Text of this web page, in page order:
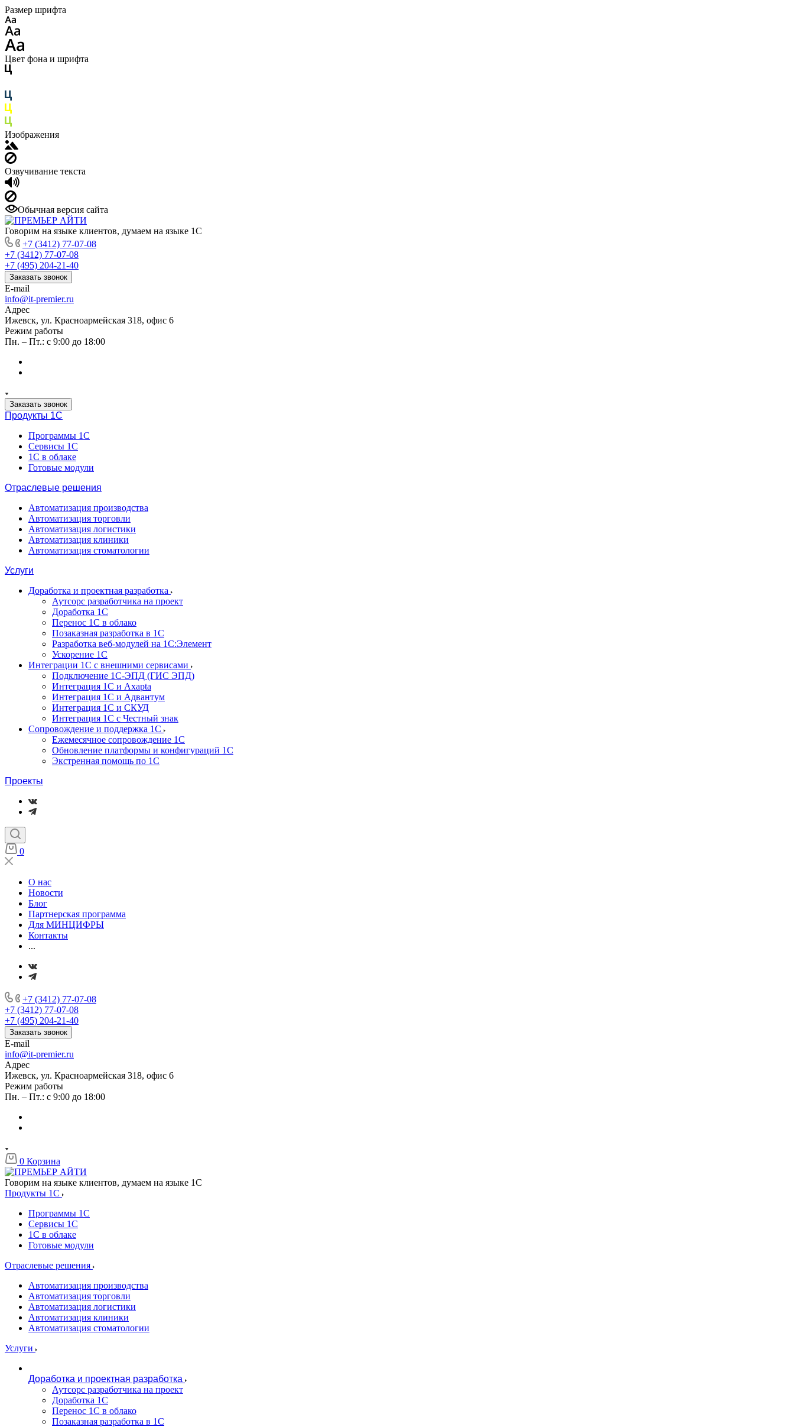
Размер шрифта
Цвет фона и шрифта
Изображения
Озвучивание текста
Обычная версия сайта
Говорим на языке клиентов, думаем на языке 1С
+7 (3412) 77-07-08
+7 (3412) 77-07-08
+7 (495) 204-21-40
Заказать звонок
E-mail
info@it-premier.ru
Адрес
Ижевск, ул. Красноармейская 318, офис 6
Режим работы
Пн. – Пт.: с 9:00 до 18:00
Заказать звонок
Продукты 1C
Программы 1С
Сервисы 1С
1С в облаке
Готовые модули
Отраслевые решения
Автоматизация производства
Автоматизация торговли
Автоматизация логистики
Автоматизация клиники
Автоматизация стоматологии
Услуги
Доработка и проектная разработка
Аутсорс разработчика на проект
Доработка 1С
Перенос 1С в облако
Позаказная разработка в 1С
Разработка веб-модулей на 1С:Элемент
Ускорение 1С
Интеграции 1С с внешними сервисами
Подключение 1С-ЭПД (ГИС ЭПД)
Интеграция 1С и Axapta
Интеграция 1С и Адвантум
Интеграция 1С и СКУД
Интеграция 1С с Честный знак
Сопровождение и поддержка 1С
Ежемесячное сопровождение 1С
Обновление платформы и конфигураций 1С
Экстренная помощь по 1С
Проекты
0
О нас
Новости
Блог
Партнерская программа
Для МИНЦИФРЫ
Контакты
...
+7 (3412) 77-07-08
+7 (3412) 77-07-08
+7 (495) 204-21-40
Заказать звонок
E-mail
info@it-premier.ru
Адрес
Ижевск, ул. Красноармейская 318, офис 6
Режим работы
Пн. – Пт.: с 9:00 до 18:00
0 Корзина
Говорим на языке клиентов, думаем на языке 1С
Продукты 1C
Программы 1С
Сервисы 1С
1С в облаке
Готовые модули
Отраслевые решения
Автоматизация производства
Автоматизация торговли
Автоматизация логистики
Автоматизация клиники
Автоматизация стоматологии
Услуги
Доработка и проектная разработка
Аутсорс разработчика на проект
Доработка 1С
Перенос 1С в облако
Позаказная разработка в 1С